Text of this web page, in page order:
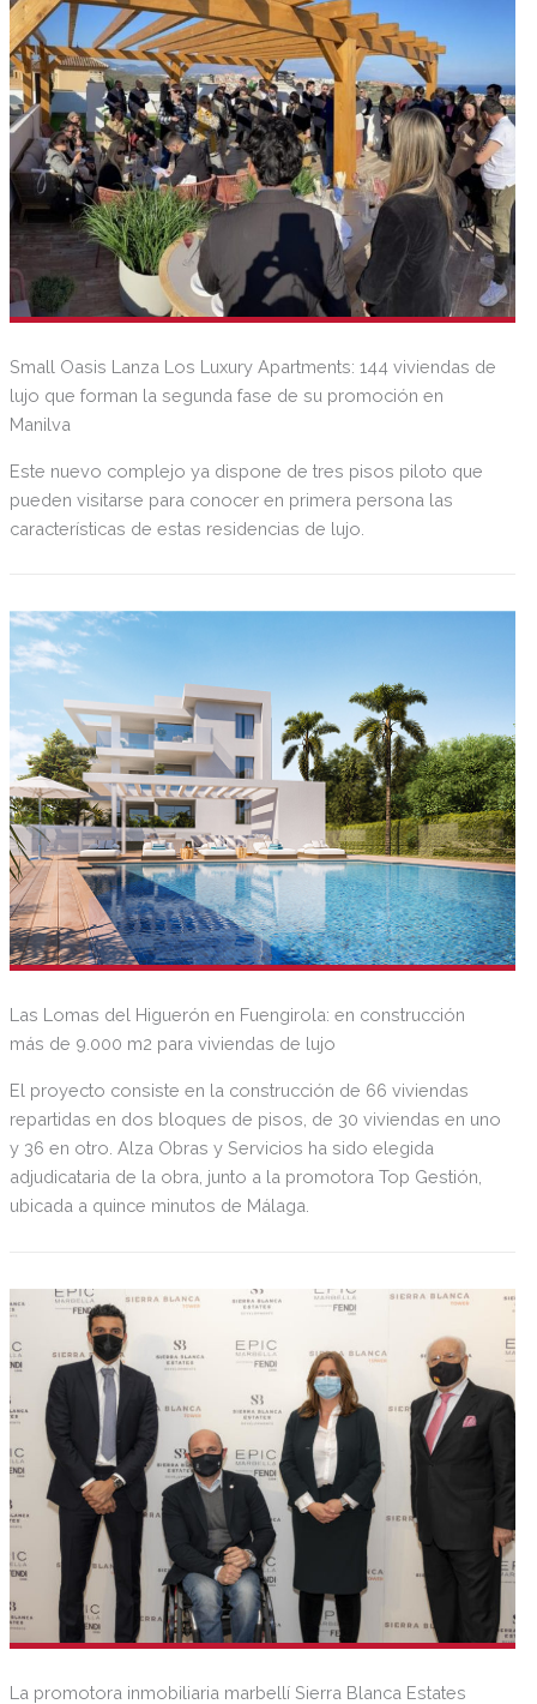
como viviendas con diseños innovadores, alta calidad de
los materiales y personalización en sus terminaciones.
Small Oasis Lanza Los Luxury Apartments: 144 viviendas de
lujo que forman la segunda fase de su promoción en
Manilva
Este nuevo complejo ya dispone de tres pisos piloto que
pueden visitarse para conocer en primera persona las
características de estas residencias de lujo.
Las Lomas del Higuerón en Fuengirola: en construcción
más de 9.000 m2 para viviendas de lujo
El proyecto consiste en la construcción de 66 viviendas
repartidas en dos bloques de pisos, de 30 viviendas en uno
y 36 en otro. Alza Obras y Servicios ha sido elegida
adjudicataria de la obra, junto a la promotora Top Gestión,
ubicada a quince minutos de Málaga.
La promotora inmobiliaria marbellí Sierra Blanca Estates